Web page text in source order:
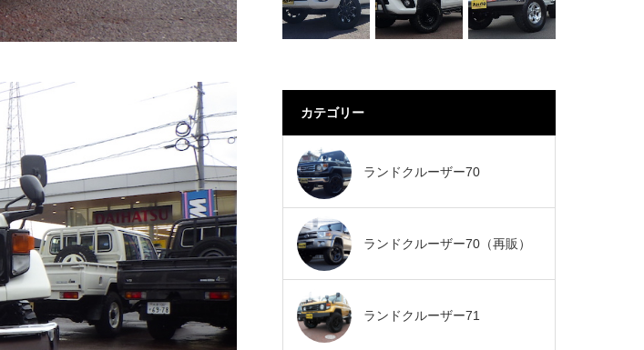
カテゴリー
ランドクルーザー70
ランドクルーザー70（再販）
ランドクルーザー71